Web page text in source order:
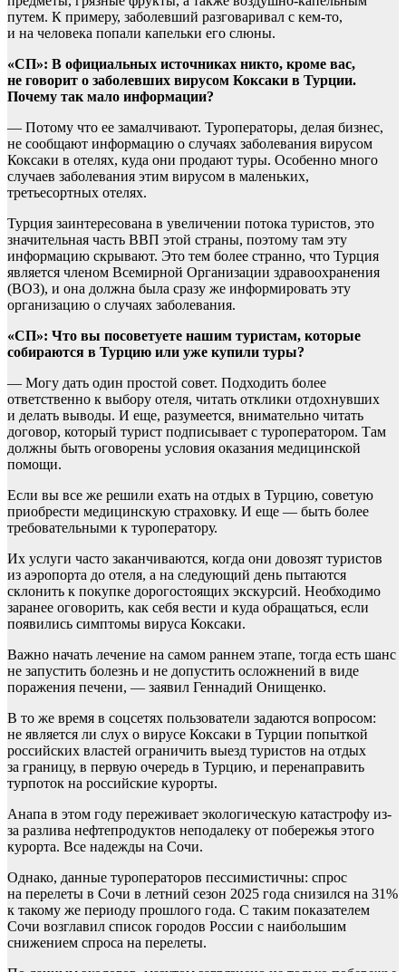
путем. К примеру, заболевший разговаривал с кем-то,
и на человека попали капельки его слюны.
«СП»: В официальных источниках никто, кроме вас,
не говорит о заболевших вирусом Коксаки в Турции.
Почему так мало информации?
— Потому что ее замалчивают. Туроператоры, делая бизнес,
не сообщают информацию о случаях заболевания вирусом
Коксаки в отелях, куда они продают туры. Особенно много
случаев заболевания этим вирусом в маленьких,
третьесортных отелях.
Турция заинтересована в увеличении потока туристов, это
значительная часть ВВП этой страны, поэтому там эту
информацию скрывают. Это тем более странно, что Турция
является членом Всемирной Организации здравоохранения
(ВОЗ), и она должна была сразу же информировать эту
организацию о случаях заболевания.
«СП»: Что вы посоветуете нашим туристам, которые
собираются в Турцию или уже купили туры?
— Могу дать один простой совет. Подходить более
ответственно к выбору отеля, читать отклики отдохнувших
и делать выводы. И еще, разумеется, внимательно читать
договор, который турист подписывает с туроператором. Там
должны быть оговорены условия оказания медицинской
помощи.
Если вы все же решили ехать на отдых в Турцию, советую
приобрести медицинскую страховку. И еще — быть более
требовательными к туроператору.
Их услуги часто заканчиваются, когда они довозят туристов
из аэропорта до отеля, а на следующий день пытаются
склонить к покупке дорогостоящих экскурсий. Необходимо
заранее оговорить, как себя вести и куда обращаться, если
появились симптомы вируса Коксаки.
Важно начать лечение на самом раннем этапе, тогда есть шанс
не запустить болезнь и не допустить осложнений в виде
поражения печени, — заявил Геннадий Онищенко.
В то же время в соцсетях пользователи задаются вопросом:
не является ли слух о вирусе Коксаки в Турции попыткой
российских властей ограничить выезд туристов на отдых
за границу, в первую очередь в Турцию, и перенаправить
турпоток на российские курорты.
Анапа в этом году переживает экологическую катастрофу из-
за разлива нефтепродуктов неподалеку от побережья этого
курорта. Все надежды на Сочи.
Однако, данные туроператоров пессимистичны: спрос
на перелеты в Сочи в летний сезон 2025 года снизился на 31%
к такому же периоду прошлого года. С таким показателем
Сочи возглавил список городов России с наибольшим
снижением спроса на перелеты.